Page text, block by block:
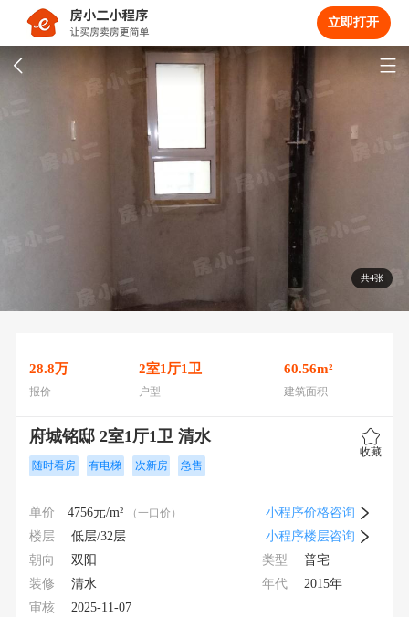
立即打开
共4张
28.8万
报价
2室1 厅1 卫
户型
60.56m²
建筑面积
府城铭邸 2室1厅1卫 清水
收藏
随时看房
有电梯 次新房 急售
单价 4756元/m² （一口价） 小程序价格咨询
楼层 低层/32层 小程序楼层咨询
朝向 双阳 类型 普宅
装修 清水 年代 2015年
审核 2025-11-07